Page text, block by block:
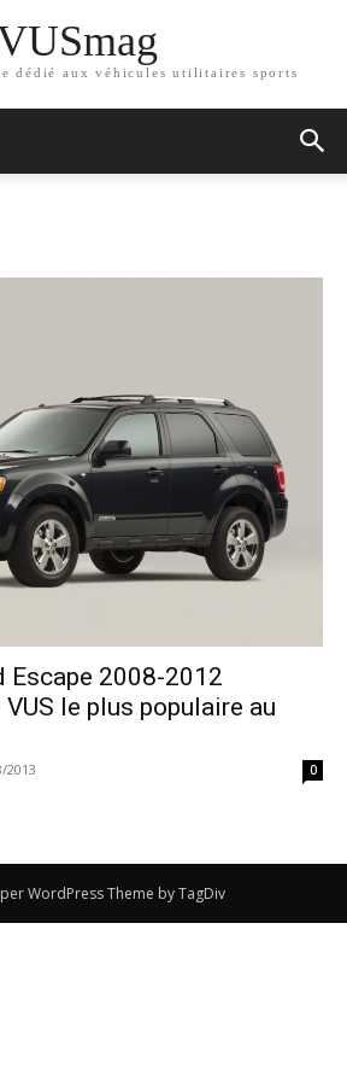
dédié aux véhicules utilitaires sports
Escape 2008-2012
le plus populaire au
2013 0
WordPress Theme by TagDiv